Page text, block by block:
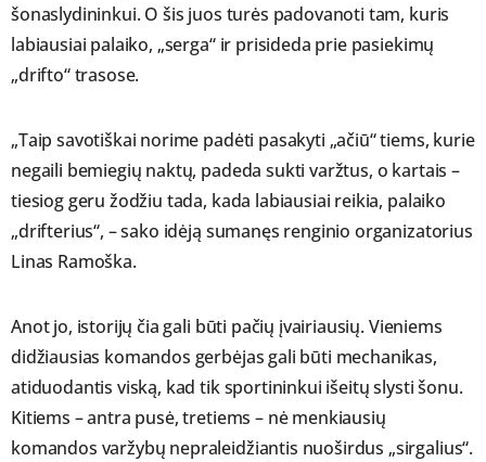
šonaslydininkui. O šis juos turės padovanoti tam, kuris
labiausiai palaiko, „serga“ ir prisideda prie pasiekimų
„drifto“ trasose.
„Taip savotiškai norime padėti pasakyti „ačiū“ tiems, kurie
negaili bemiegių naktų, padeda sukti varžtus, o kartais –
tiesiog geru žodžiu tada, kada labiausiai reikia, palaiko
„drifterius“, – sako idėją sumanęs renginio organizatorius
Linas Ramoška.
Anot jo, istorijų čia gali būti pačių įvairiausių. Vieniems
didžiausias komandos gerbėjas gali būti mechanikas,
atiduodantis viską, kad tik sportininkui išeitų slysti šonu.
Kitiems – antra pusė, tretiems – nė menkiausių
komandos varžybų nepraleidžiantis nuoširdus „sirgalius“.